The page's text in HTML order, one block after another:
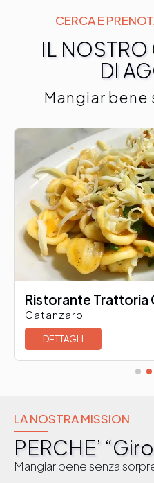
CERCA E
IL
DI
Mangiar bene
Ristorante Trattoria
Catanzaro
DETTAGLI
LA NOSTRA MISSION
PERCHE’
Mangiar bene senza